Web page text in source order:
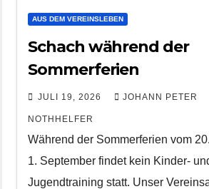
AUS DEM VEREINSLEBEN
Schach während der
Sommerferien
JULI 19, 2026 JOHANN PETER
NOTHHELFER
Während der Sommerferien vom
1. September findet kein Kinder-
Jugendtraining statt. Unser